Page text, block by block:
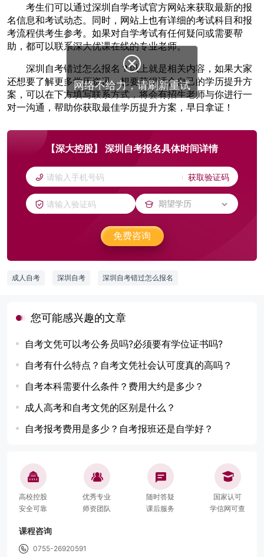
考生们可以通过深圳自学考试官方网站来获取最新的报
名信息和考试动态。同时，网站上也有详细的考试科目和报
考流程供考生参考。如果对自学考试有任何疑问或需要帮
助，都可以联系深大优课在线的专业老师。
深圳自考错过怎么报名？以上就是相关内容，如果大家
还想要了解更多学历资讯，想要获得适合自己的学历提升方
案，可以在下方填写联系方式，将会有招生老师与你进行一
对一沟通，帮助你获取最佳学历提升方案，早日拿证！
【深大控股】 深圳自考报名具体时间详情
获取验证码
免费咨询
成人自考 深圳自考 深圳自考错过怎么报名
您可能感兴趣的文章
自考文凭可以考公务员吗?必须要有学位证书吗?
自考有什么特点？自考文凭社会认可度真的高吗？
自考本科需要什么条件？费用大约是多少？
成人高考和自考文凭的区别是什么？
自考报考费用是多少？自考报班还是自学好？
高校控股
安全可靠
优秀专业
师资团队
随时答疑
课后服务
国家认可
学信网可查
课程咨询
0755-26920591

网络不给力，请刷新重试